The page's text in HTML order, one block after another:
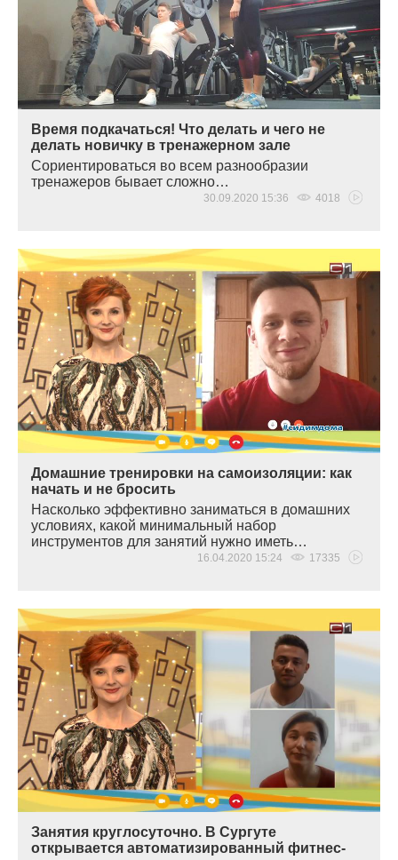
Время подкачаться! Что делать и чего не
делать новичку в тренажерном зале
Сориентироваться во всем разнообразии
тренажеров бывает сложно…
30.09.2020 15:36 4018
Домашние тренировки на самоизоляции: как
начать и не бросить
Насколько эффективно заниматься в домашних
условиях, какой минимальный набор
инструментов для занятий нужно иметь…
16.04.2020 15:24 17335
Занятия круглосуточно. В Сургуте
открывается автоматизированный фитнес-